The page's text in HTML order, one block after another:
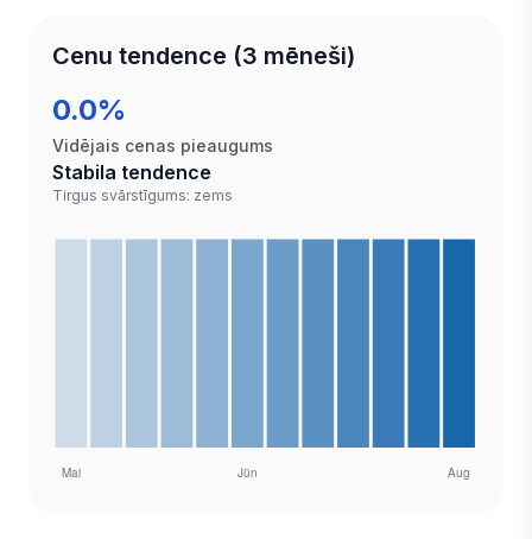
Cenu tendence (3 mēneši)
0.0%
Vidējais cenas pieaugums
Stabila tendence
Tirgus svārstīgums: zems